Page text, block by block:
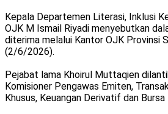
Kepala Departemen Literasi, Inklusi
OJK M Ismail Riyadi menyebutkan
diterima melalui Kantor OJK Provinsi
(2/6/2026).
Pejabat lama Khoirul Muttaqien
Komisioner Pengawas Emiten,
Khusus, Keuangan Derivatif dan Bursa